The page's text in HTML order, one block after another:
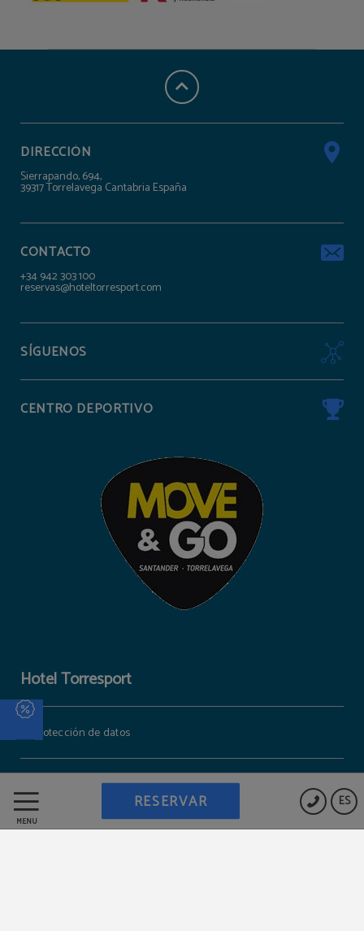
MENÚ
ES
RESERVAR
DIRECCIÓN
Sierrapando, 694,
39317 Torrelavega Cantabria España
CONTACTO
+34 942 303 100
reservas@hoteltorresport.com
SÍGUENOS
CENTRO DEPORTIVO
Hotel Torresport
Protección de datos
Política de cookies